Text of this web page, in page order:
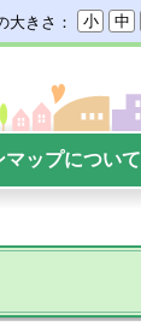
大きさ： 小 中
ップについて